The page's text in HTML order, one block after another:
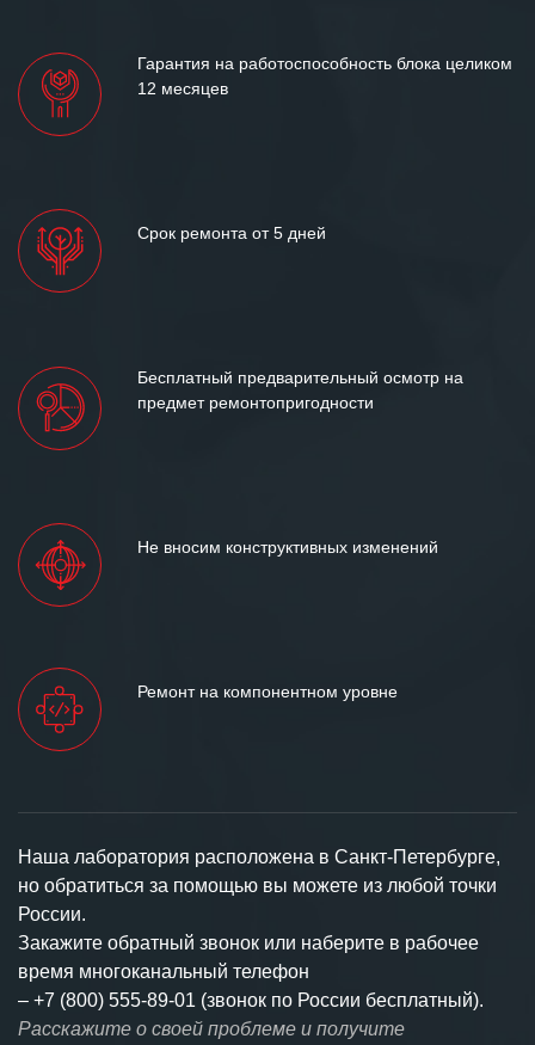
Гарантия на работоспособность блока целиком
12 месяцев
Срок ремонта от 5 дней
Бесплатный предварительный осмотр на
предмет ремонтопригодности
Не вносим конструктивных изменений
Ремонт на компонентном уровне
Наша лаборатория расположена в Санкт-Петербурге,
но обратиться за помощью вы можете из любой точки
России.
Закажите обратный звонок или наберите в рабочее
время многоканальный телефон
– +7 (800) 555-89-01 (звонок по России бесплатный).
Расскажите о своей проблеме и получите